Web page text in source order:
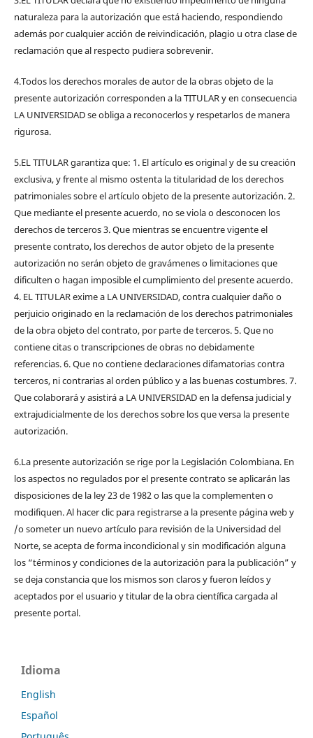
naturaleza para la autorización que está haciendo, respondiendo
además por cualquier acción de reivindicación, plagio u otra clase de
reclamación que al respecto pudiera sobrevenir.
4.Todos los derechos morales de autor de la obras objeto de la
presente autorización corresponden a la TITULAR y en consecuencia
LA UNIVERSIDAD se obliga a reconocerlos y respetarlos de manera
rigurosa.
5.EL TITULAR garantiza que: 1. El artículo es original y de su creación
exclusiva, y frente al mismo ostenta la titularidad de los derechos
patrimoniales sobre el artículo objeto de la presente autorización. 2.
Que mediante el presente acuerdo, no se viola o desconocen los
derechos de terceros 3. Que mientras se encuentre vigente el
presente contrato, los derechos de autor objeto de la presente
autorización no serán objeto de gravámenes o limitaciones que
dificulten o hagan imposible el cumplimiento del presente acuerdo.
4. EL TITULAR exime a LA UNIVERSIDAD, contra cualquier daño o
perjuicio originado en la reclamación de los derechos patrimoniales
de la obra objeto del contrato, por parte de terceros. 5. Que no
contiene citas o transcripciones de obras no debidamente
referencias. 6. Que no contiene declaraciones difamatorias contra
terceros, ni contrarias al orden público y a las buenas costumbres. 7.
Que colaborará y asistirá a LA UNIVERSIDAD en la defensa judicial y
extrajudicialmente de los derechos sobre los que versa la presente
autorización.
6.La presente autorización se rige por la Legislación Colombiana. En
los aspectos no regulados por el presente contrato se aplicarán las
disposiciones de la ley 23 de 1982 o las que la complementen o
modifiquen. Al hacer clic para registrarse a la presente página web y
/o someter un nuevo artículo para revisión de la Universidad del
Norte, se acepta de forma incondicional y sin modificación alguna
los “términos y condiciones de la autorización para la publicación” y
se deja constancia que los mismos son claros y fueron leídos y
aceptados por el usuario y titular de la obra científica cargada al
presente portal.
Idioma
English
Español